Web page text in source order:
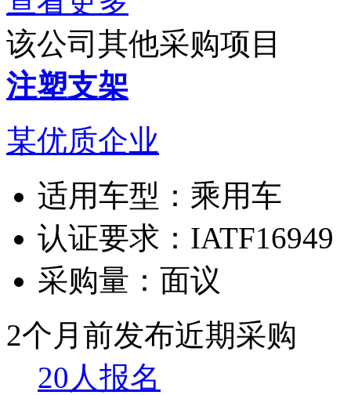
该公司其他采购项目
注塑支架
某优质企业
适用车型： 乘用车
认证要求： IATF16949
采购量： 面议
2个月前发布近期采购
20人报名